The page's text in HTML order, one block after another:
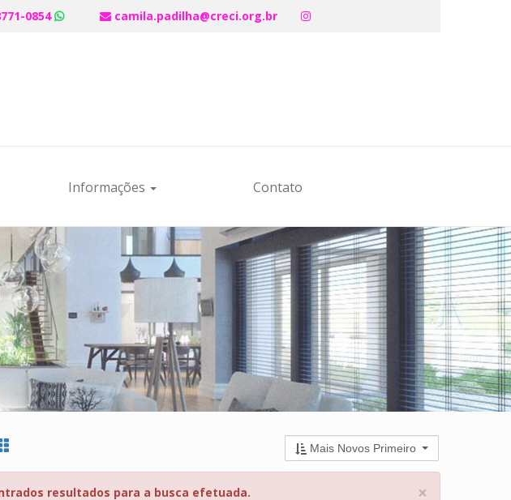
0854 camila.padilha@creci.org.br
Informações Contato
Mais Novos Primeiro
×
resultados para a busca efetuada.